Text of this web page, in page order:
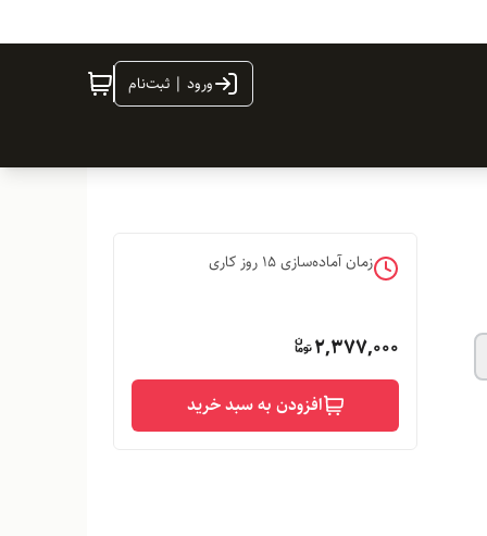
ورود | ثبت‌نام
زمان آماده‌سازی15 روز کاری
2,377,000
افزودن به سبد خرید